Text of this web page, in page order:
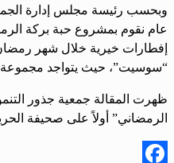
وبحسب رئيسة مجلس إدارة
عام نقوم بمشروع حبة بركة
إفطارات خيرية خلال شهر
“سوسيت”، حيث يتواجد
ظهرت المقالة جمعية جذور
الرمضاني” أولاً على صحيفة